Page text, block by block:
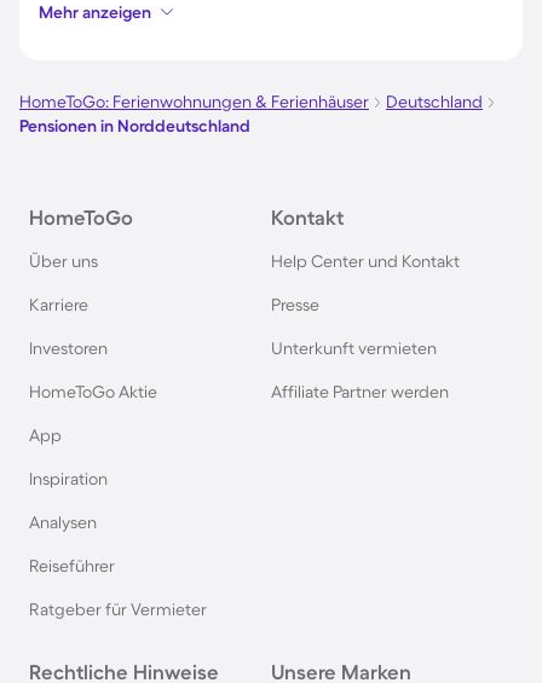
Pensionen in Hamburg
Pensionen in Berlin
Pensionen in Oberstdorf
Pensionen in Schweden
Pensionen in Holland
Pensionen im Bayerischen Wald
Mehr anzeigen
HomeToGo: Ferienwohnungen & Ferienhäuser
Deutschland
Pensionen in Norddeutschland
HomeToGo
Über uns
Karriere
Investoren
HomeToGo Aktie
App
Inspiration
Analysen
Reiseführer
Ratgeber für Vermieter
Kontakt
Help Center und Kontakt
Presse
Unterkunft vermieten
Affiliate Partner werden
Rechtliche Hinweise Unsere Marken